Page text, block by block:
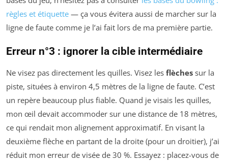
règles et étiquette — ça vous évitera aussi de marcher sur la
ligne de faute comme je l’ai fait lors de ma première partie.
Erreur n°3 : ignorer la cible intermédiaire
Ne visez pas directement les quilles. Visez les flèches sur la
piste, situées à environ 4,5 mètres de la ligne de faute. C’est
un repère beaucoup plus fiable. Quand je visais les quilles,
mon œil devait accommoder sur une distance de 18 mètres,
ce qui rendait mon alignement approximatif. En visant la
deuxième flèche en partant de la droite (pour un droitier), j’ai
réduit mon erreur de visée de 30 %. Essayez : placez-vous de